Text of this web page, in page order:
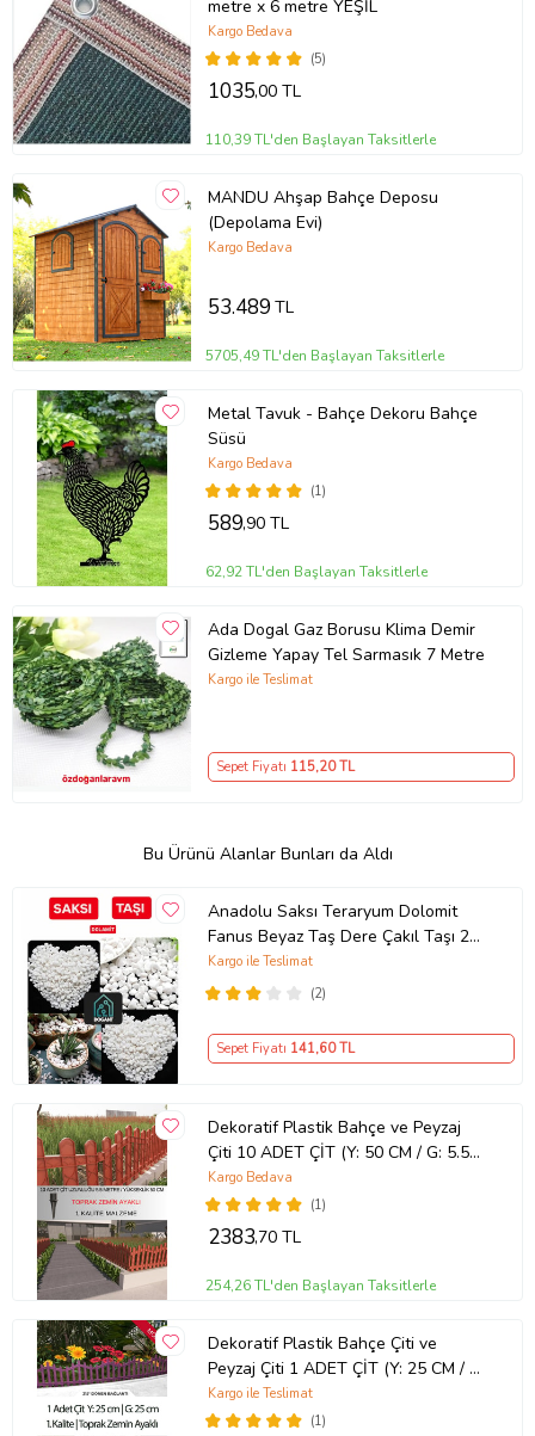
metre x 6 metre YEŞİL
(5)
Kargo Bedava
1035,00 TL
110,39 TL'den Başlayan Taksitlerle
MANDU Ahşap Bahçe Deposu
(Depolama Evi)
Kargo Bedava
53.489TL
5705,49 TL'den Başlayan Taksitlerle
Metal Tavuk - Bahçe Dekoru Bahçe
Süsü
(1)
Kargo Bedava
589,90 TL
62,92 TL'den Başlayan Taksitlerle
Ada Dogal Gaz Borusu Klima Demir
Gizleme Yapay Tel Sarmasık 7 Metre
Kargo ile Teslimat
Sepet Fiyatı 115,20 TL
Bu Ürünü Alanlar Bunları da Aldı
Anadolu Saksı Teraryum Dolomit
Fanus Beyaz Taş Dere Çakıl Taşı 2
Kg
(2)
Kargo ile Teslimat
Sepet Fiyatı 141,60 TL
Dekoratif Plastik Bahçe ve Peyzaj
Çiti 10 ADET ÇİT (Y: 50 CM / G: 5.5
M) TOPRAK AYAKLI (Kahverengi)
(1)
Kargo Bedava
2383,70 TL
254,26 TL'den Başlayan Taksitlerle
Dekoratif Plastik Bahçe Çiti ve
Peyzaj Çiti 1 ADET ÇİT (Y: 25 CM / G:
25 CM) TOPRAK AYAKLI (Mor)
(1)
Kargo ile Teslimat